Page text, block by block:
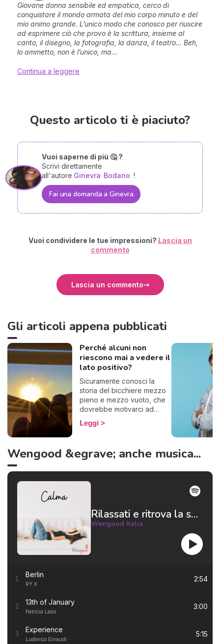
Giovane donna sensibile ed empatica, cerco di
conquistare il mondo armata del mio corpo minuto e del
mio animo grande. L’unico modo che conosco per riuscire
ad esprimere ciò che provo è la scrittura, insieme al
canto, il disegno, la fotografia, la danza, il teatro… Beh,
lo ammetto, non è l’unico, ma...
Continua a leggere
Questo articolo ti è piaciuto?
Vuoi saperne di più 🤔 ?
Scrivi direttamente
all'autore Ginevra Bodano !
Fai una domanda a Ginevra
Vuoi condividere le tue impressioni? Lascia un
commento
Lascia un commento
Gli articoli appena pubblicati
Perché alcuni non
riescono mai a vedere il
lato positivo?
Sicuramente conosci la
storia del bicchiere mezzo
pieno e mezzo vuoto, che
dovrebbe motivarci ad
essere ottimisti. Ecco, alcuni
questo famoso bicchiere lo
via. Insomma, basta con le
pensare positivo.
Leggi
Wengood &egrave; anche musica...
Rilassati e ritrova la serenità 😌
Wengood Italia
1 Berlin
RY X
2:54
2 13th of January
Patricia Lalor
3:00
3 Experience
Ludovico Einaudi
5:15